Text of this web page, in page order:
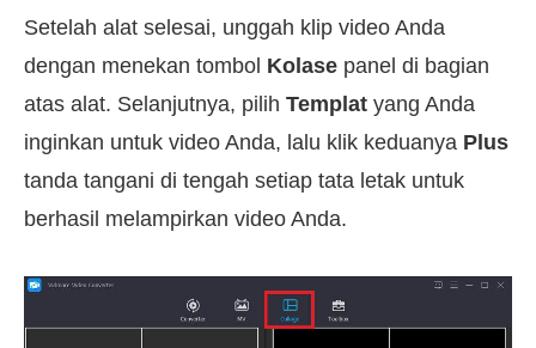
Setelah alat selesai, unggah klip video Anda
dengan menekan tombol Kolase panel di bagian
atas alat. Selanjutnya, pilih Templat yang Anda
inginkan untuk video Anda, lalu klik keduanya Plus
tanda tangani di tengah setiap tata letak untuk
berhasil melampirkan video Anda.